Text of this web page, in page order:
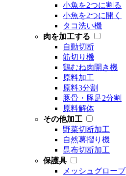
小魚を2つに割る
小魚を2つに開く
タコ洗い機
肉を加工する
自動切断
筋切り機
鶏むね肉開き機
原料加工
原料3分割
豚骨・豚足2分割
原料解体
その他加工
野菜切断加工
自然薯摺り機
昆布切断加工
保護具
メッシュグローブ